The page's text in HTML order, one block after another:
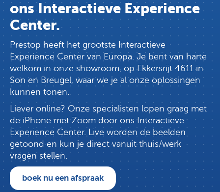
ons Interactieve Experience
Center.
Prestop heeft het grootste Interactieve
Experience Center van Europa. Je bent van harte
welkom in onze showroom, op Ekkersrijt 4611 in
Son en Breugel, waar we je al onze oplossingen
kunnen tonen.
Liever online? Onze specialisten lopen graag met
de iPhone met Zoom door ons Interactieve
Experience Center. Live worden de beelden
getoond en kun je direct vanuit thuis/werk
vragen stellen.
boek nu een afspraak